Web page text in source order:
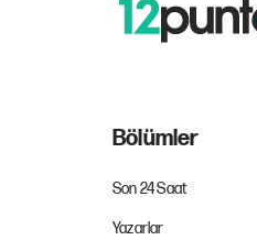
Bölümler
Son 24 Saat
Yazarlar